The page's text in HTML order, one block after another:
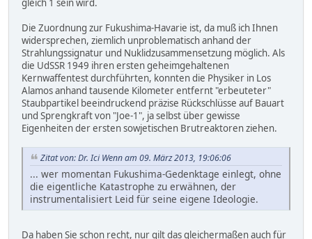
gleich 1 sein wird.
Die Zuordnung zur Fukushima-Havarie ist, da muß ich Ihnen
widersprechen, ziemlich unproblematisch anhand der
Strahlungssignatur und Nuklidzusammensetzung möglich. Als
die UdSSR 1949 ihren ersten geheimgehaltenen
Kernwaffentest durchführten, konnten die Physiker in Los
Alamos anhand tausende Kilometer entfernt "erbeuteter"
Staubpartikel beeindruckend präzise Rückschlüsse auf Bauart
und Sprengkraft von "Joe-1", ja selbst über gewisse
Eigenheiten der ersten sowjetischen Brutreaktoren ziehen.
Zitat von: Dr. Ici Wenn am 09. März 2013, 19:06:06
... wer momentan Fukushima-Gedenktage einlegt, ohne
die eigentliche Katastrophe zu erwähnen, der
instrumentalisiert Leid für seine eigene Ideologie.
Da haben Sie schon recht, nur gilt das gleichermaßen auch für